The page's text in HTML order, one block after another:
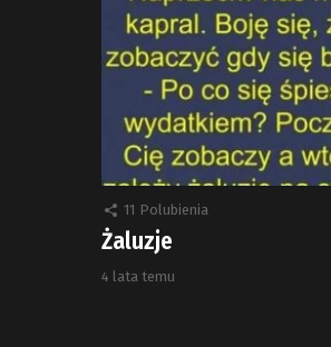
11 Polubienia
Żaluzje
4 lata temu